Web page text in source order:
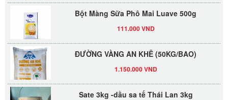
ĐƯỜNG VÀNG AN KHÊ (50KG/BAO)
Sate 3kg -dầu sa tế Thái Lan 3kg